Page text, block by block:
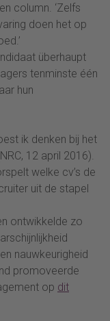
column. ‘Zelfs
doen het op
überhaupt
tenminste één
hun
ik denken bij het
12 april 2016).
welke cv’s de
uit de stapel
ontwikkelde zo
nauwkeurigheid
promoveerde
op dit